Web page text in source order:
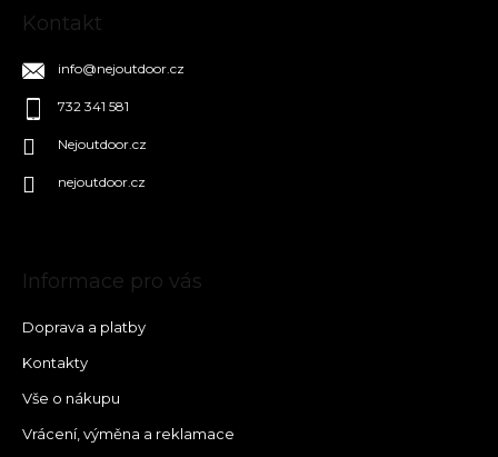
Kontakt
info@nejoutdoor.cz
732 341 581
Nejoutdoor.cz
nejoutdoor.cz
Informace pro vás
Doprava a platby
Kontakty
Vše o nákupu
Vrácení, výměna a reklamace